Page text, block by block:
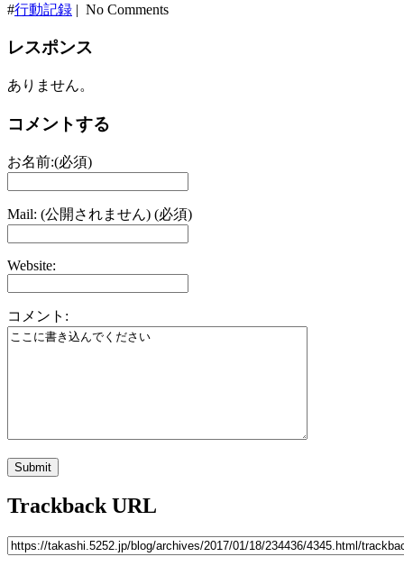
#行動記録 | No Comments
レスポンス
ありません。
コメントする
お名前:(必須)
Mail: (公開されません) (必須)
Website:
コメント:
Trackback URL